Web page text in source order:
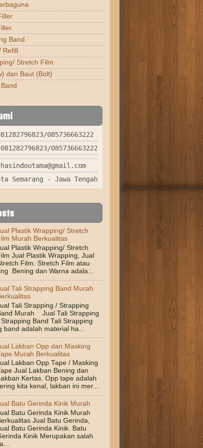
Band
Stretch Film
dan Baut (Bolt)
085736663222
085736663222
Semarang - Jawa Tengah
Plastik Wrapping/ Stretch
Murah Berkualitas
Plastik Wrapping/ Stretch
Jual Plastik Wrapping, Jual
Film. Stretch Film atau
Bening dan Warna adala...
Tali Strapping Band Murah
Tali Strapping / Strapping
Murah Jual Tali Strapping
Band Tali Strapping
band adalah material ha...
Lakban Opp dan Masking
Murah Berkualitas
Lakban Opp Tape / Masking
Jual Lakban Bening dan
Kertas. Opp tape adalah
kita kenal, lakban ini mer...
Batu Gerinda Kinik Murah
Batu Gerinda Kinik Murah
Jual Batu Gerinda,
Batu Gerinda Kinik. Batu
Kinik Merupakan salah